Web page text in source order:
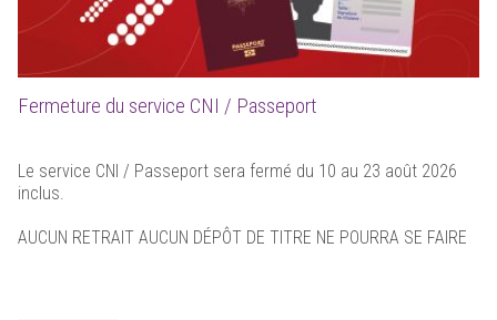
Fermeture du service CNI / Passeport
Le service CNI / Passeport sera fermé du 10 au 23 août 2026
inclus.
AUCUN RETRAIT AUCUN DÉPÔT DE TITRE NE POURRA SE FAIRE